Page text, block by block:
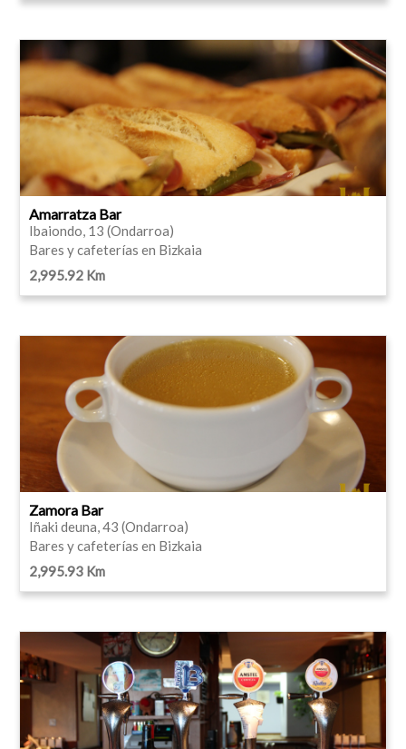
Amarratza Bar
Ibaiondo, 13 (Ondarroa)
Bares y cafeterías en Bizkaia
2,995.92 Km
Zamora Bar
Iñaki deuna, 43 (Ondarroa)
Bares y cafeterías en Bizkaia
2,995.93 Km